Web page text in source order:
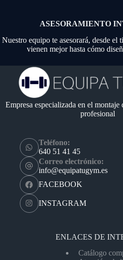
ASESORAMIENTO
Nuestro equipo te asesorará, desde el
vienen mejor hasta cómo
Empresa especializada en el montaje
profesional
Teléfono:
640 51 41 45
Correo electrónico:
info@equipatugym.es
FACEBOOK
INSTAGRAM
ENLACES DE
Catálogo